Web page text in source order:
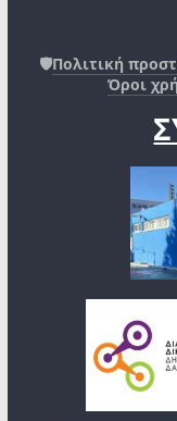
🛡️Πολιτική
Όροι